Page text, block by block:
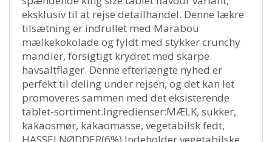
eksklusiv til at rejse detailhandel. Denne lækre
tilsætning er indrullet med Marabou
mælkekokolade og fyldt med stykker crunchy
mandler, forsigtigt krydret med skarpe
havsaltflager. Denne efterlængte nyhed er
perfekt til deling under rejsen, og det kan let
promoveres sammen med det eksisterende
tablet-sortiment.Ingredienser:MÆLK, sukker,
kakaosmør, kakaomasse, vegetabilsk fedt,
HASSELNØDDER(6%) Indeholder vegetabilske